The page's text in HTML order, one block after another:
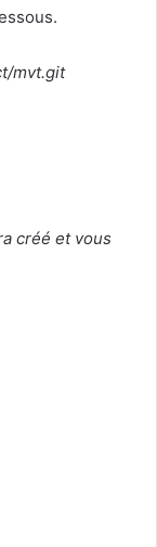
mvt.git
créé et vous